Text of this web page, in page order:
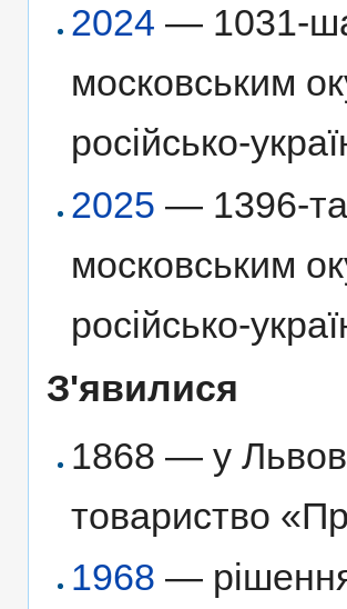
2024 — 1031-ша
московським
російсько-
2025 — 1396-та
московським
російсько-
З'явилися
1868 — у
товариство
1968 —